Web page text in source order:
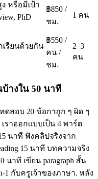
หรือมีเป้า
PhD
฿850 /
ชม.
1 คน
รียนด้วยกัน
฿550 /
คน /
ชม.
2–3
คน
บ้างใน 50 นาที
ทดสอบ 20 ข้อกาถูก ๆ ผิด ๆ
ราออกแบบเป็น 4 พาร์ต
นาที ฟังคลิปจริงจาก
15 นาที บทความจริง
นาที เขียน paragraph สั้น
1 กับครูเจ้าของภาษา. หลัง